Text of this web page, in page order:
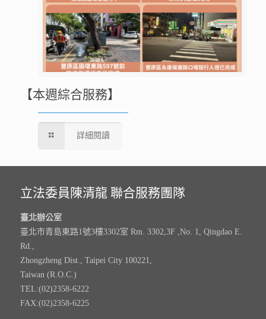
【本週綜合服務】
詳細閱讀
立法委員陳清龍 聯合服務團隊
臺北辦公室
臺北市青島東路1號3樓3302室 Rm. 3302,3F ,No. 1, Qingdao E.
Rd.,
Zhongzheng Dist., Taipei City 100221,
Taiwan (R.O.C.)
TEL:(02)2358-6222
FAX:(02)2358-6225